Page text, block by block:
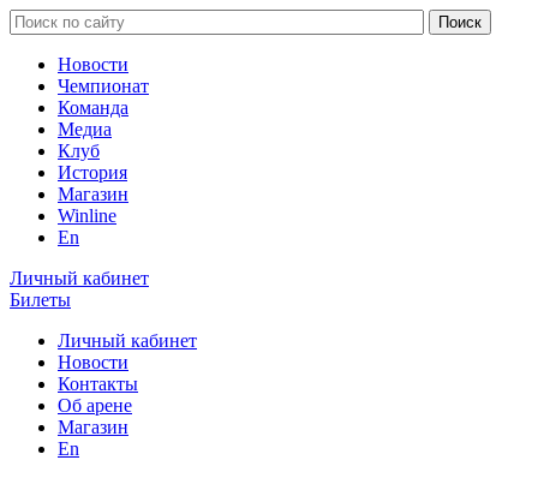
Новости
Чемпионат
Команда
Медиа
Клуб
История
Магазин
Winline
En
Личный кабинет
Билеты
Личный кабинет
Новости
Контакты
Об арене
Магазин
En